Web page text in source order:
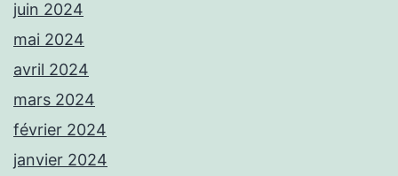
juin 2024
mai 2024
avril 2024
mars 2024
février 2024
janvier 2024